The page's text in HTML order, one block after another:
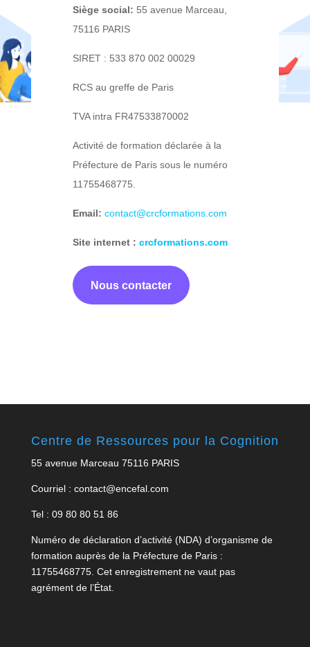
Siège social: 55 avenue Marceau,
75116 PARIS
SIRET : 533 870 002 00029
RCS au greffe de Paris
TVA intra FR47533870002
Activité de formation déclarée à la
Préfecture de Paris sous le numéro
11755468775.
Email: contact@crcformations.com
Site internet : crcformations.com
Nous contacter
Centre de Ressources pour la Cognition
55 avenue Marceau 75116 PARIS
Courriel : contact@encefal.com
Tel : 09 80 80 51 86
Numéro de déclaration d’activité (NDA) d’organisme de
formation auprès de la Préfecture de Paris :
11755468775. Cet enregistrement ne vaut pas
agrément de l’État.